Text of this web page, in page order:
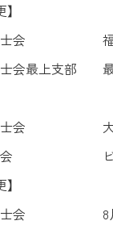
士会 福井
士会最上支部
技士会
会 ビジョ
士会 8月24